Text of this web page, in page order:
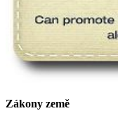
Zákony země